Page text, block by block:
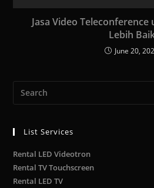
Jasa Video
Lebih
June 20,
List Services
Rental LED Videotron
Rental TV Touchscreen
Rental LED TV